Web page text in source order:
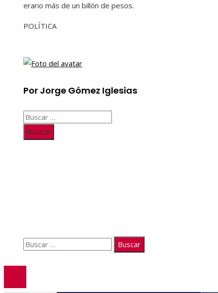
erario más de un billón de pesos.
POLÍTICA
Por Jorge Gómez Iglesias
Buscar:
Buscar: